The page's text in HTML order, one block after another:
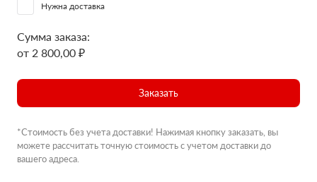
Нужна доставка
Сумма заказа:
от 2 800,00 ₽
Заказать
*Стоимость без учета доставки! Нажимая кнопку заказать, вы
можете рассчитать точную стоимость с учетом доставки до
вашего адреса.